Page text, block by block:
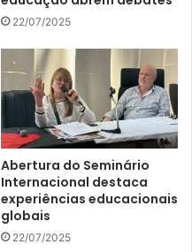
22/07/2025
Abertura do Seminário
Internacional destaca
experiências educacionais
globais
22/07/2025